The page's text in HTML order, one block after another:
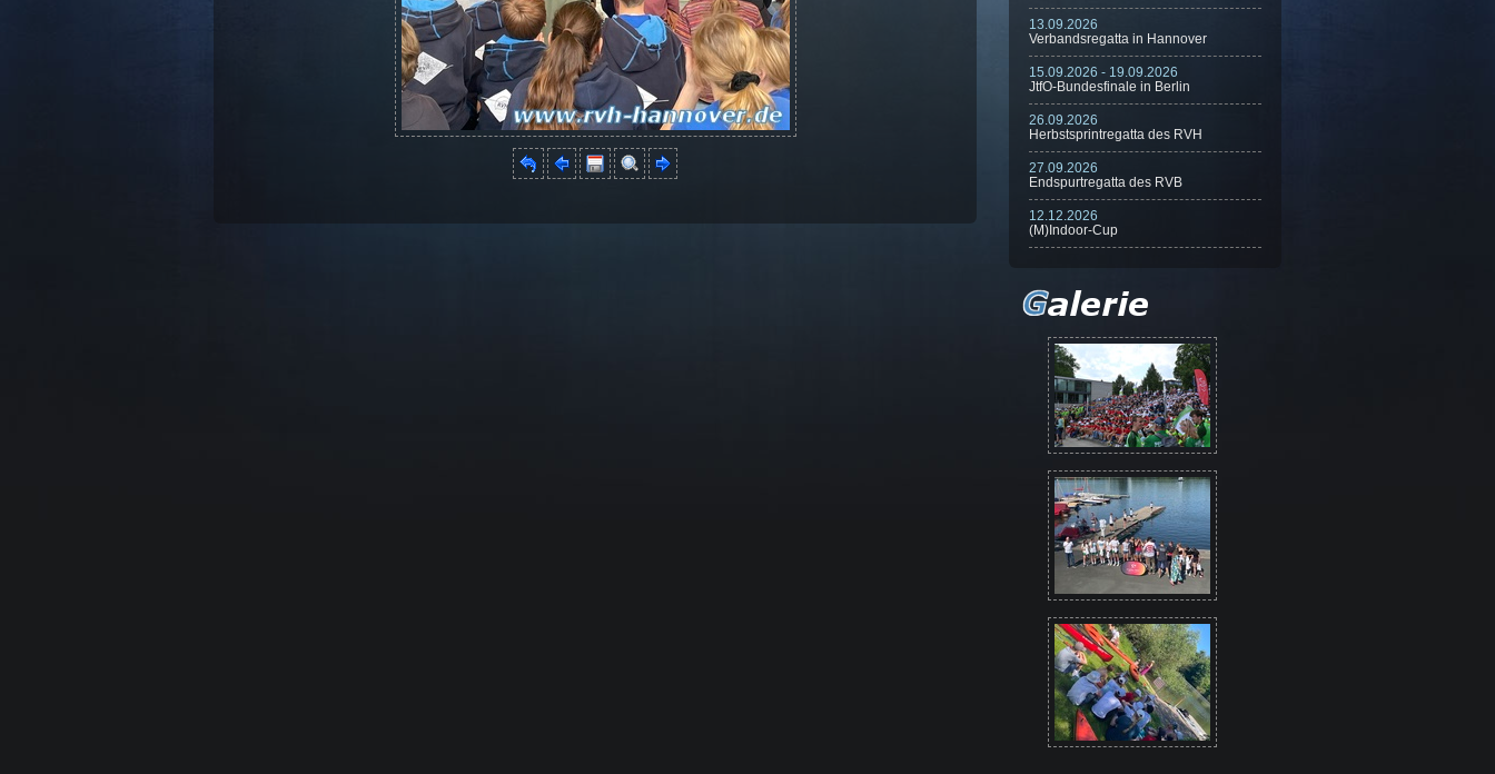
13.09.2026
Verbandsregatta in Hannover
15.09.2026 - 19.09.2026
JtfO-Bundesfinale in Berlin
26.09.2026
Herbstsprintregatta des RVH
27.09.2026
Endspurtregatta des RVB
12.12.2026
(M)Indoor-Cup